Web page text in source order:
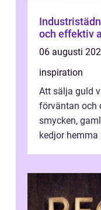
Industristädning grunden för
och effektiv
06 augusti
inspiration
Att sälja guld
förväntan och
smycken,
kedjor